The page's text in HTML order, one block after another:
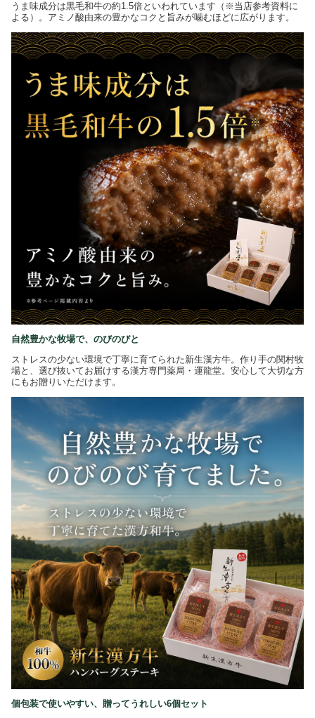
うま味成分は黒毛和牛の約1.5倍といわれています（※当店参考資料に
よる）。アミノ酸由来の豊かなコクと旨みが噛むほどに広がります。
自然豊かな牧場で、のびのびと
ストレスの少ない環境で丁寧に育てられた新生漢方牛。作り手の関村牧
場と、選び抜いてお届けする漢方専門薬局・運龍堂。安心して大切な方
にもお贈りいただけます。
個包装で使いやすい、贈ってうれしい6個セット